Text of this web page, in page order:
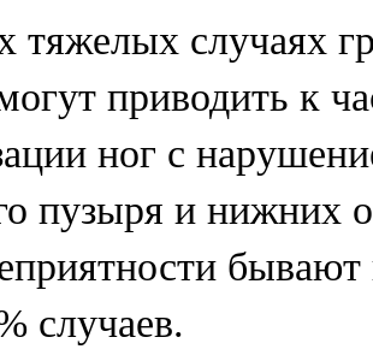
тяжелых случаях
приводить к
ног с
пузыря и нижних
случаев.